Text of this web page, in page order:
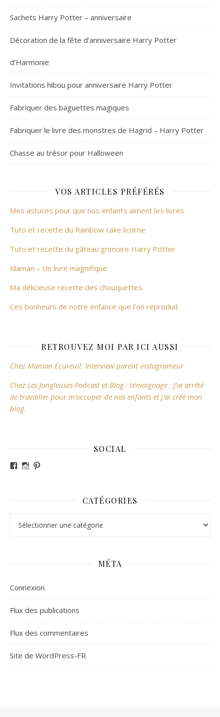
Sachets Harry Potter – anniversaire
Décoration de la fête d’anniversaire Harry Potter
d’Harmonie
Invitations hibou pour anniversaire Harry Potter
Fabriquer des baguettes magiques
Fabriquer le livre des monstres de Hagrid – Harry Potter
Chasse au trésor pour Halloween
VOS ARTICLES PRÉFÉRÉS
Mes astuces pour que nos enfants aiment les livres
Tuto et recette du Rainbow cake licorne
Tuto et recette du gâteau grimoire Harry Potter
Maman – Un livre magnifique
Ma délicieuse recette des chouquettes
Ces bonheurs de notre enfance que l’on reproduit
RETROUVEZ MOI PAR ICI AUSSI
Chez Maman Ecureuil: Interview parent instagrameur
Chez Les Jongleuses Podcast et Blog : témoignage : J’ai arrêté
de travailler pour m’occuper de nos enfants et j’ai créé mon
blog.
SOCIAL
Voir le profil de revesdefripouilles sur Facebook
Voir le profil de claire_revesdefripouilles sur
CATÉGORIES
MÉTA
Connexion
Flux des publications
Flux des commentaires
Site de WordPress-FR